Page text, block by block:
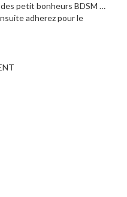
petit bonheurs BDSM …
adherez pour le